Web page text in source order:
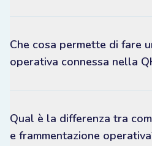
Che cosa permette di fare
operativa connessa nella
Qual è la differenza tra
e frammentazione